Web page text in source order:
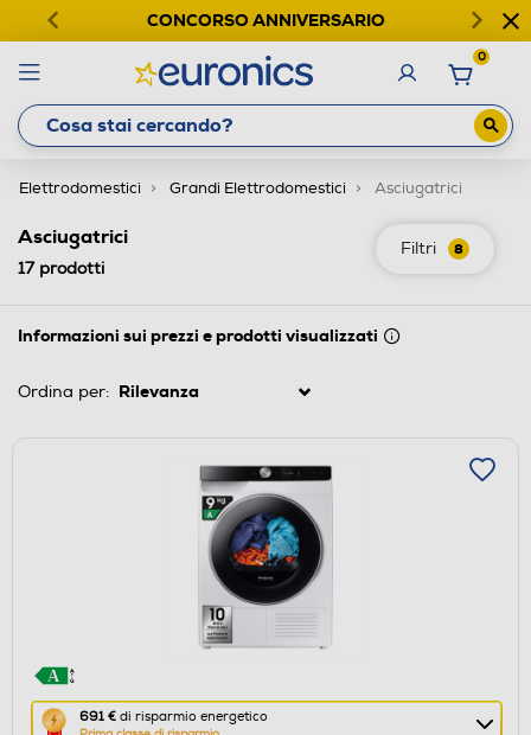
CONCORSO ANNIVERSARIO
0
Elettrodomestici Grandi Elettrodomestici Asciugatrici
Filtri 8
Asciugatrici
17prodotti
Informazioni sui prezzi e prodotti visualizzati
Ordina per:
691 € di risparmio energetico
Questa